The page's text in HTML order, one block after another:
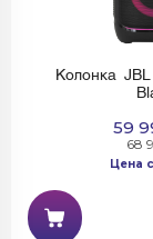
Колонка
59
68
Цена